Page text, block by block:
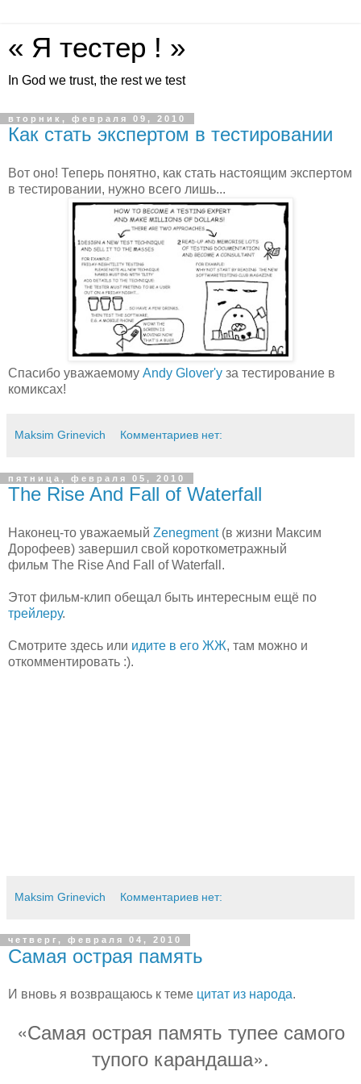
« Я тестер ! »
In God we trust, the rest we test
вторник, февраля 09, 2010
Как стать экспертом в тестировании
Вот оно! Теперь понятно, как стать настоящим экспертом
в тестировании, нужно всего лишь...
Спасибо уважаемому Andy Glover'y за тестирование в
комиксах!
Maksim Grinevich Комментариев нет:
пятница, февраля 05, 2010
The Rise And Fall of Waterfall
Наконец-то уважаемый Zenegment (в жизни Максим
Дорофеев) завершил свой короткометражный
фильм The Rise And Fall of Waterfall.
Этот фильм-клип обещал быть интересным ещё по
трейлеру.
Смотрите здесь или идите в его ЖЖ, там можно и
откомментировать :).
Maksim Grinevich Комментариев нет:
четверг, февраля 04, 2010
Самая острая память
И вновь я возвращаюсь к теме цитат из народа.
«Самая острая память тупее самого
тупого карандаша».